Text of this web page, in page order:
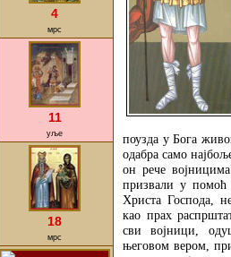
поузда у Бога
одабра само
он рече
призвали у помоћ
Христа Господа,
као прах
сви војници,
његовом вером,
4
мрс
11
уље
18
мрс